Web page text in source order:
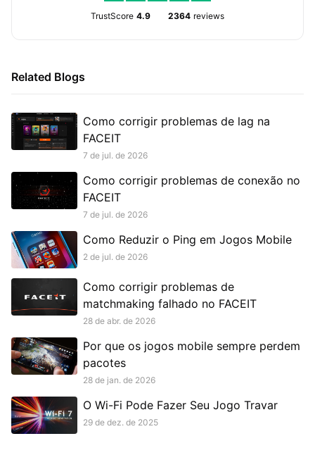
TrustScore 4.9 2364 reviews
Related Blogs
Como corrigir problemas de lag na
FACEIT
7 de jul. de 2026
Como corrigir problemas de conexão no
FACEIT
7 de jul. de 2026
Como Reduzir o Ping em Jogos Mobile
2 de jul. de 2026
Como corrigir problemas de
matchmaking falhado no FACEIT
28 de abr. de 2026
Por que os jogos mobile sempre perdem
pacotes
28 de jan. de 2026
O Wi-Fi Pode Fazer Seu Jogo Travar
29 de dez. de 2025